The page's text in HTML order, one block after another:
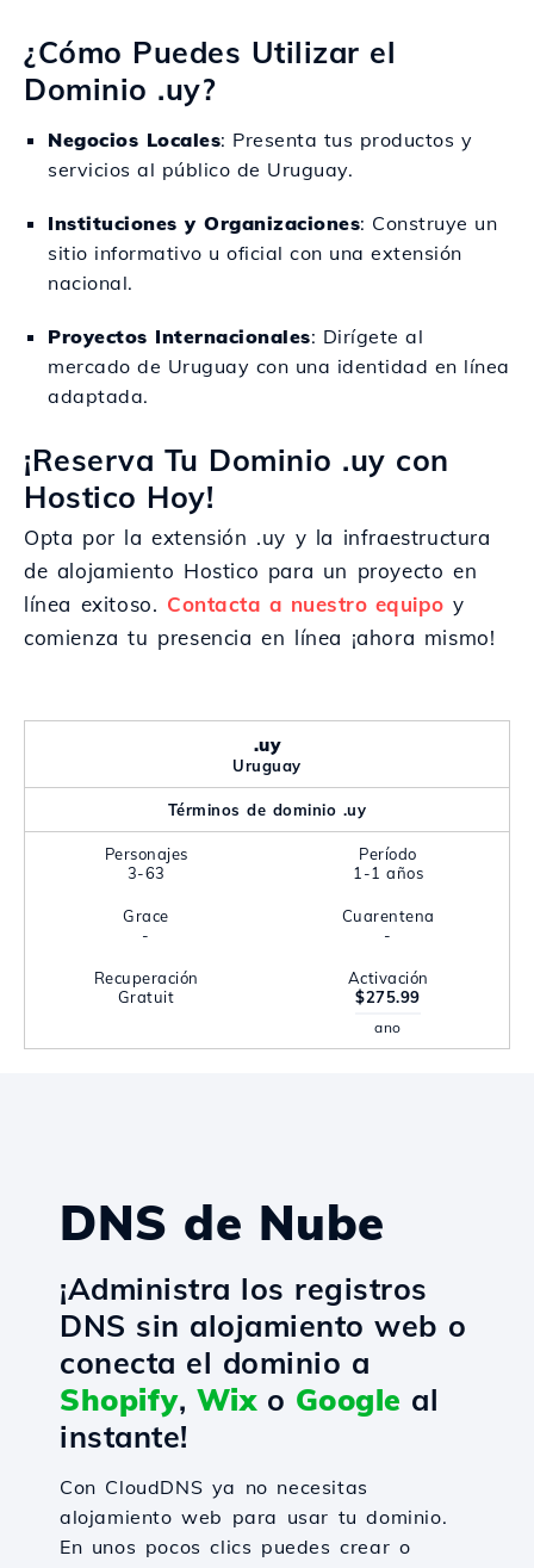
¿Cómo Puedes Utilizar el
Dominio .uy?
Negocios Locales: Presenta tus productos y
servicios al público de Uruguay.
Instituciones y Organizaciones: Construye un
sitio informativo u oficial con una extensión
nacional.
Proyectos Internacionales: Dirígete al
mercado de Uruguay con una identidad en línea
adaptada.
¡Reserva Tu Dominio .uy con
Hostico Hoy!
Opta por la extensión .uy y la infraestructura
de alojamiento Hostico para un proyecto en
línea exitoso. Contacta a nuestro equipo y
comienza tu presencia en línea ¡ahora mismo!
.uy
Uruguay
Términos de dominio .uy
Personajes
3-63
Período
1-1 años
Grace
-
Cuarentena
-
Recuperación
Gratuit
Activación
$275.99
ano
DNS de Nube
¡Administra los registros
DNS sin alojamiento web o
conecta el dominio a
Shopify, Wixo Google al
instante!
Con CloudDNS ya no necesitas
alojamiento web para usar tu dominio.
En unos pocos clics puedes crear o